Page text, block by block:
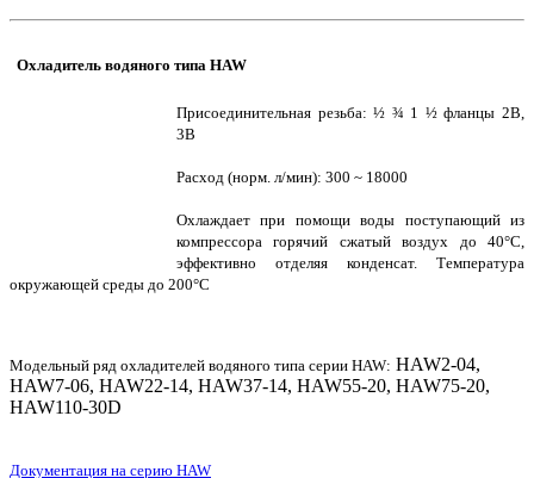
Охладитель водяного типа HAW
Присоединительная резьба: ½ ¾ 1 ½ фланцы 2B,
3B
Расход (норм. л/мин): 300 ~ 18000
Охлаждает при помощи воды поступающий из
компрессора горячий сжатый воздух до 40°C,
эффективно отделяя конденсат. Температура
окружающей среды до 200°C
Модельный ряд охладителей водяного типа серии HAW: HAW2-04,
HAW7-06, HAW22-14, HAW37-14, HAW55-20, HAW75-20,
HAW110-30D
Документация на серию HAW